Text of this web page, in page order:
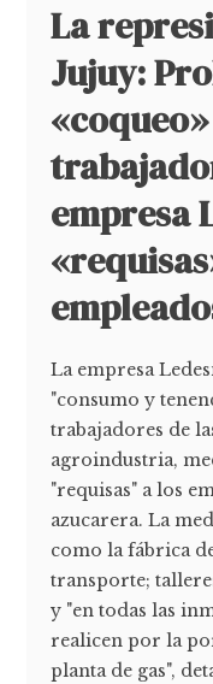
La
Jujuy:
empresa
La empresa
"consumo y
trabajadores de
agroindustria,
"requisas" a los
azucarera. La
como la fábrica
transporte;
y "en todas las
realicen por la
planta de gas",